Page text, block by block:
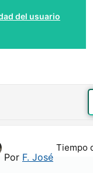
del usuario
Por F. José
Tiempo